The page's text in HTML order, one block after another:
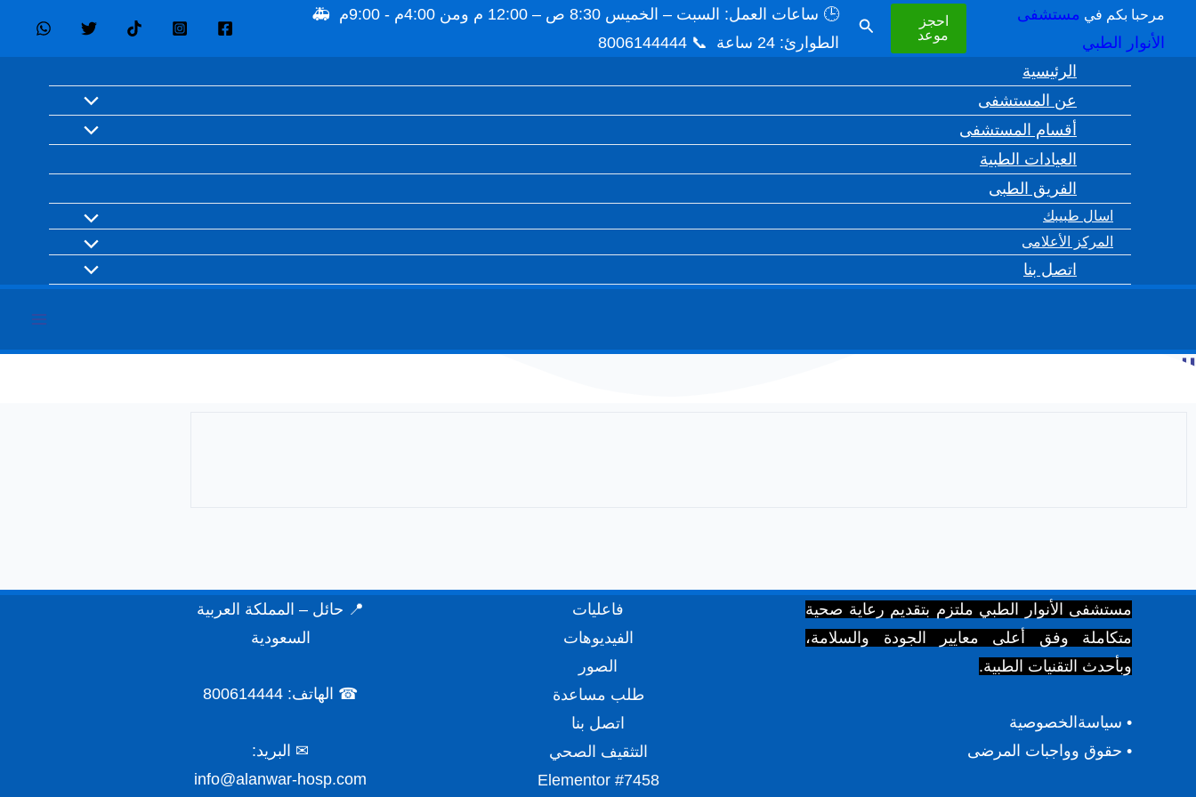
مرحبا بكم في مستشفى
الأنوار الطبي
احجز
موعد
البحث
🕒 ساعات العمل: السبت – الخميس 8:30 ص – 12:00 م ومن 4:00م - 9:00م 🚑
الطوارئ: 24 ساعة 📞 8006144444
الرئيسية
عن المستشفى
أقسام المستشفى
العيادات الطبية
الفريق الطبى
اسال طبيبك
المركز الأعلامى
اتصل بنا
العيادات الطبية
مستشفى الأنوار الطبي ملتزم بتقديم رعاية صحية
متكاملة وفق أعلى معايير الجودة والسلامة،
وبأحدث التقنيات الطبية.
• سياسةالخصوصية
• حقوق وواجبات المرضى
فاعليات
الفيديوهات
الصور
طلب مساعدة
اتصل بنا
التثقيف الصحي
Elementor #7458
📍 حائل – المملكة العربية
السعودية
☎ الهاتف: 800614444
✉ البريد:
info@alanwar-hosp.com